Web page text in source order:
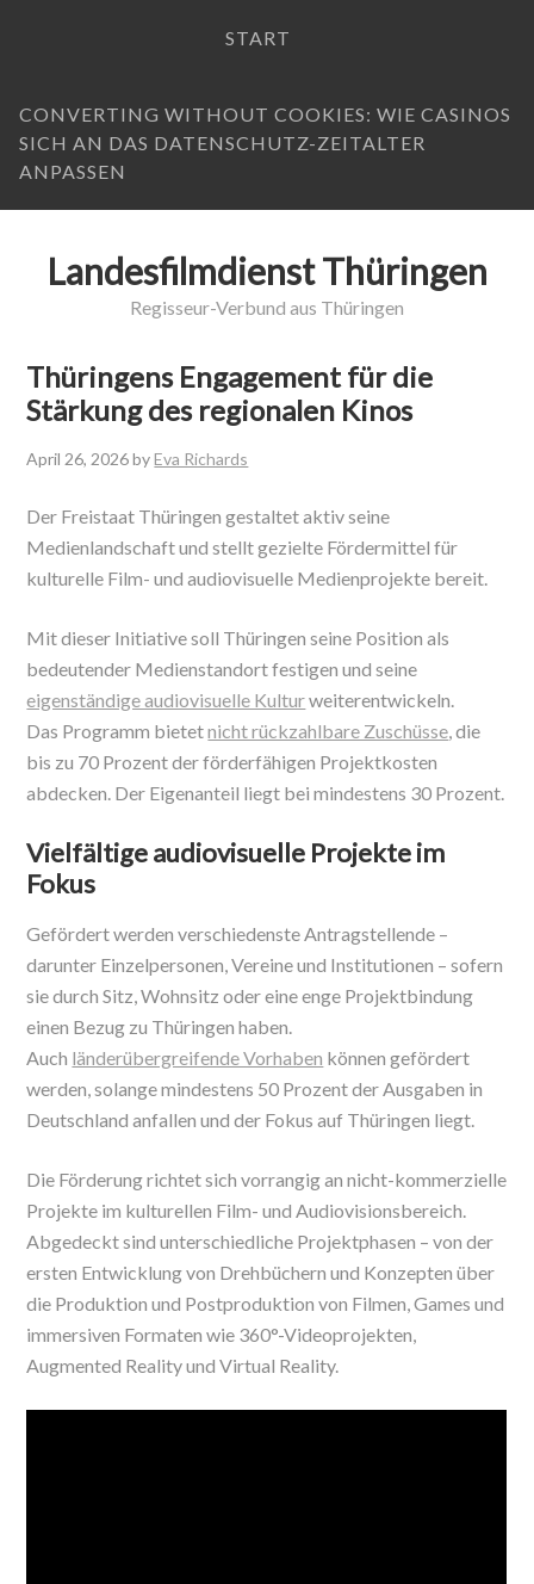
START
CONVERTING WITHOUT COOKIES: WIE CASINOS
SICH AN DAS DATENSCHUTZ-ZEITALTER
ANPASSEN
Landesfilmdienst Thüringen
Regisseur-Verbund aus Thüringen
Thüringens Engagement für die
Stärkung des regionalen Kinos
April 26, 2026byEva Richards
Der Freistaat Thüringen gestaltet aktiv seine
Medienlandschaft und stellt gezielte Fördermittel für
kulturelle Film- und audiovisuelle Medienprojekte bereit.
Mit dieser Initiative soll Thüringen seine Position als
bedeutender Medienstandort festigen und seine
eigenständige audiovisuelle Kulturweiterentwickeln.
Das Programm bietetnicht rückzahlbare Zuschüsse, die
bis zu 70 Prozent der förderfähigen Projektkosten
abdecken. Der Eigenanteil liegt bei mindestens 30 Prozent.
Vielfältige audiovisuelle Projekte im
Fokus
Gefördert werden verschiedenste Antragstellende –
darunter Einzelpersonen, Vereine und Institutionen – sofern
sie durch Sitz, Wohnsitz oder eine enge Projektbindung
einen Bezug zu Thüringen haben.
Auch länderübergreifende Vorhaben können gefördert
werden, solange mindestens 50 Prozent der Ausgaben in
Deutschland anfallen und der Fokus auf Thüringen liegt.
Die Förderung richtet sich vorrangig an nicht-kommerzielle
Projekte im kulturellen Film- und Audiovisionsbereich.
Abgedeckt sind unterschiedliche Projektphasen – von der
ersten Entwicklung von Drehbüchern und Konzepten über
die Produktion und Postproduktion von Filmen, Games und
immersiven Formaten wie 360°-Videoprojekten,
Augmented Reality und Virtual Reality.